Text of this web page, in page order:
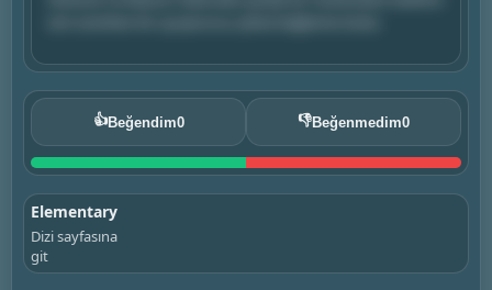
👍Beğendim0 👎Beğenmedim0
Elementary
Dizi sayfasına
git